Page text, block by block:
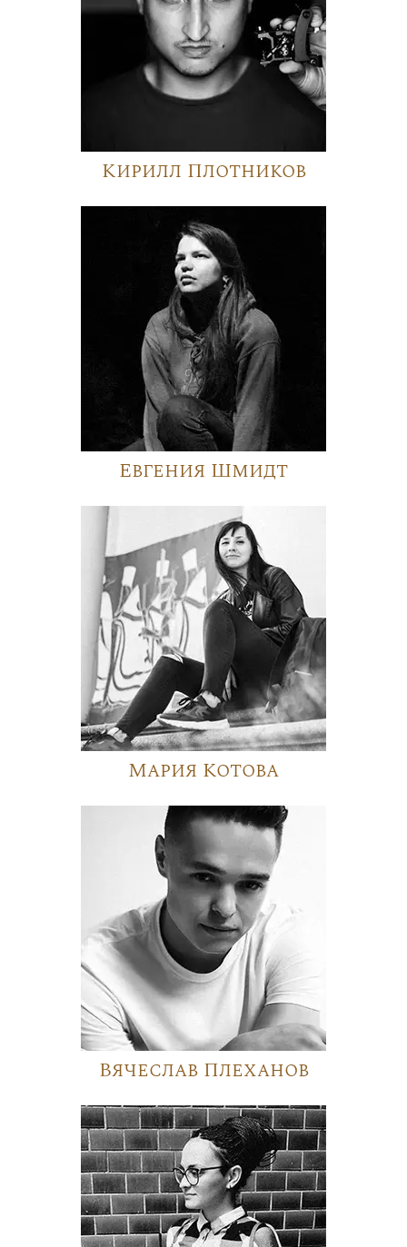
Кирилл Плотников
Евгения Шмидт
Мария Котова
Вячеслав Плеханов